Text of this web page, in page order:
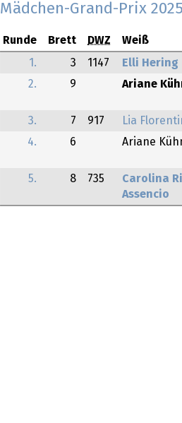
Mädchen-Grand-Prix
Runde Brett DWZ Weiß
1.
3 1147 Elli Hering
2.
9 Ariane
3.
7 917 Lia
4.
6 Ariane
5. 8 735
Carolina
Assencio